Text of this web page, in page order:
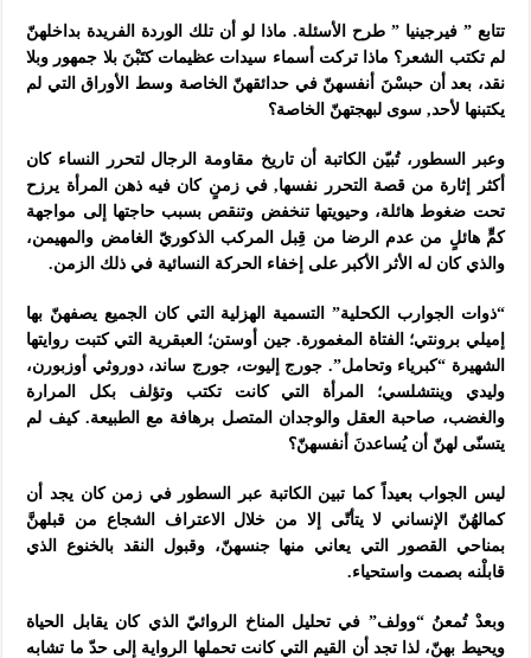
تتابع ” فيرجينيا ” طرح الأسئلة. ماذا لو أن تلك الوردة الفريدة بداخلهنّ
لم تكتب الشعر؟ ماذا تركت أسماء سيدات عظيمات كتَبْنَ بلا جمهور وبلا
نقد، بعد أن حبسْنَ أنفسهنّ في حدائقهنّ الخاصة وسط الأوراق التي لم
يكتبنها لأحد, سوى لبهجتهنّ الخاصة؟
وعبر السطور، تُبيّن الكاتبة أن تاريخ مقاومة الرجال لتحرر النساء كان
أكثر إثارة من قصة التحرر نفسها, في زمنٍ كان فيه ذهن المرأة يرزح
تحت ضغوط هائلة، وحيويتها تنخفض وتنقص بسبب حاجتها إلى مواجهة
كمٍّ هائلٍ من عدم الرضا من قِبل المركب الذكوريّ الغامض والمهيمن،
والذي كان له الأثر الأكبر على إخفاء الحركة النسائية في ذلك الزمن.
“ذوات الجوارب الكحلية” التسمية الهزلية التي كان الجميع يصفهنّ بها
إميلي برونتي؛ الفتاة المغمورة. جين أوستن؛ العبقرية التي كتبت روايتها
الشهيرة “كبرياء وتحامل”. جورج إليوت، جورج ساند، دوروثي أوزبورن،
وليدي وينتشلسي؛ المرأة التي كانت تكتب وتؤلف بكل المرارة
والغضب، صاحبة العقل والوجدان المتصل برهافة مع الطبيعة. كيف لم
يتسنّى لهنّ أن يُساعدنَ أنفسهنّ؟
ليس الجواب بعيداً كما تبين الكاتبة عبر السطور في زمن كان يجد أن
كمالهُنّ الإنساني لا يتأتّى إلا من خلال الاعتراف الشجاع من قبلهنَّ
بمناحي القصور التي يعاني منها جنسهنّ، وقبول النقد بالخنوع
الذي
قابلْنه بصمت واستحياء.
وبعدْ تُمعنُ “وولف” في تحليل المناخ الروائيّ الذي كان يقابل الحياة
ويحيط بهنّ، لذا تجد أن القيم التي كانت تحملها الرواية إلى حدّ ما تشابه